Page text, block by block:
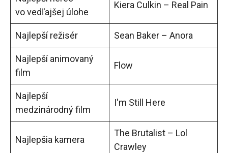
vo vedľajšej úlohe
Kiera Culkin – Real Pain
Najlepší režisér Sean Baker – Anora
Najlepší animovaný
film
Flow
Najlepší
medzinárodný film
I'm Still Here
Najlepšia kamera
The Brutalist – Lol
Crawley